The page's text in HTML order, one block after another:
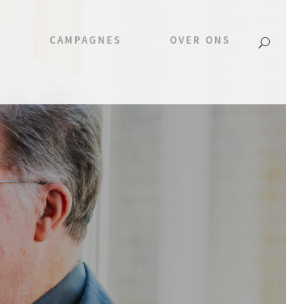
CAMPAGNES OVER ONS